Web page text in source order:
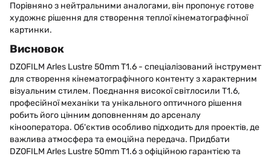
Порівняно з нейтральними аналогами, він пропонує готове
художнє рішення для створення теплої кінематографічної
картинки.
Висновок
DZOFILM Arles Lustre 50mm T1.6 - спеціалізований інструмент
для створення кінематографічного контенту з характерним
візуальним стилем. Поєднання високої світлосили T1.6,
професійної механіки та унікального оптичного рішення
робить його цінним доповненням до арсеналу
кінооператора. Об'єктив особливо підходить для проектів, де
важлива атмосфера та емоційна передача. Придбати
DZOFILM Arles Lustre 50mm T1.6 з офіційною гарантією та